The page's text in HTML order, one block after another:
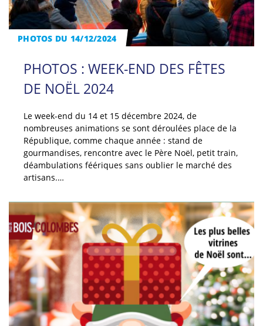
PHOTOS DU 14/12/2024
PHOTOS : WEEK-END DES FÊTES
DE NOËL 2024
Le week-end du 14 et 15 décembre 2024, de
nombreuses animations se sont déroulées place de la
République, comme chaque année : stand de
gourmandises, rencontre avec le Père Noël, petit train,
déambulations féériques sans oublier le marché des
artisans.…